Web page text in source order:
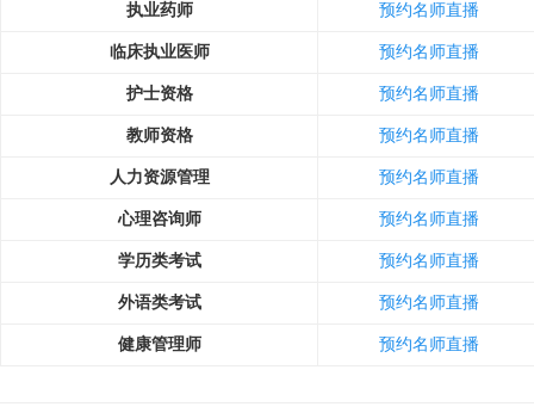
执业药师 预约名师直播
临床执业医师 预约名师直播
护士资格 预约名师直播
教师资格 预约名师直播
人力资源管理 预约名师直播
心理咨询师 预约名师直播
学历类考试 预约名师直播
外语类考试 预约名师直播
健康管理师 预约名师直播